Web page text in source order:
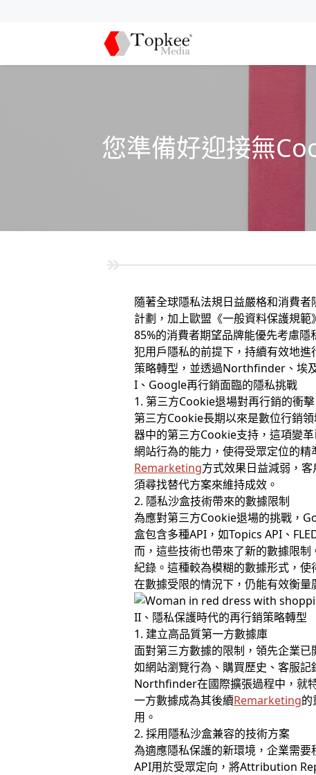
您準備好迎接無
隨著全球隱私法規日益嚴格和消費
計劃，加上歐盟《一般資料保護規
85%的消費者期望品牌能優先考慮
犯用戶隱私的前提下，持續有效地進
策略轉型，並透過Northfinder、埃
I、Google再行銷面臨的隱私挑戰
1. 第三方Cookie退場對再行銷的衝擊
第三方Cookie長期以來是數位行銷
器中的第三方Cookie支持，這項變
網站行為的能力，使得受眾定位的
Remarketing方式效果日益減弱，
須尋找替代方案來維持成效。
2. 隱私沙盒技術帶來的數據限制
為應對第三方Cookie退場的挑戰，
盒包含多種API，如Topics API、
而，這些技術也帶來了新的數據限
紀錄。這種較為模糊的數據形式，
在數據受限的情況下，仍能有效衡量
II、隱私保護時代的再行銷策略轉型
1. 建立高品質第一方數據庫
面對第三方數據的限制，領先企業
如網站瀏覽行為、購買歷史、客服
Northfinder在國際擴張過程中，就
一方數據成為其後續Remarketing的
用。
2. 採用隱私沙盒兼容的技術方案
為適應隱私保護的新環境，企業需
API用於受眾定向，將Attribution